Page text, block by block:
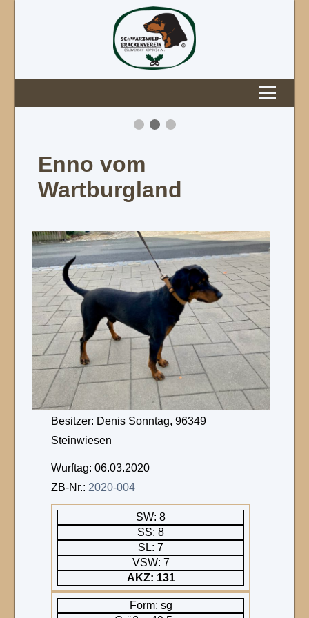
Enno vom
Wartburgland
Besitzer: Denis Sonntag, 96349
Steinwiesen
Wurftag: 06.03.2020
ZB-Nr.: 2020-004
SW: 8
SS: 8
SL: 7
VSW: 7
AKZ: 131
Form: sg